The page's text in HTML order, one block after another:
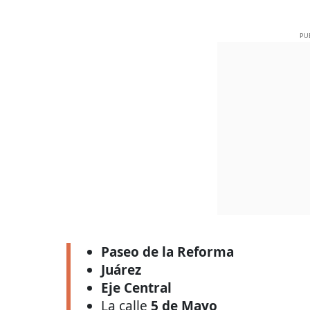
Paseo de la Reforma
Juárez
Eje Central
La calle 5 de Mayo